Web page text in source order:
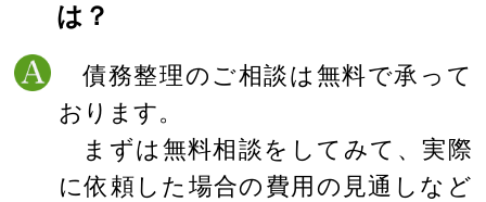
は？
債務整理のご相談は無料で承って
おります。
まずは無料相談をしてみて、実際
に依頼した場合の費用の見通しなど